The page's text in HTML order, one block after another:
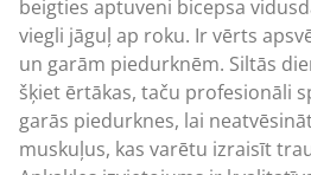
beigties aptuveni bicepsa
viegli jāguļ ap roku. Ir vērts
un garām piedurknēm. Siltās
šķiet ērtākas, taču profesionāli
garās piedurknes, lai
muskuļus, kas varētu izraisīt